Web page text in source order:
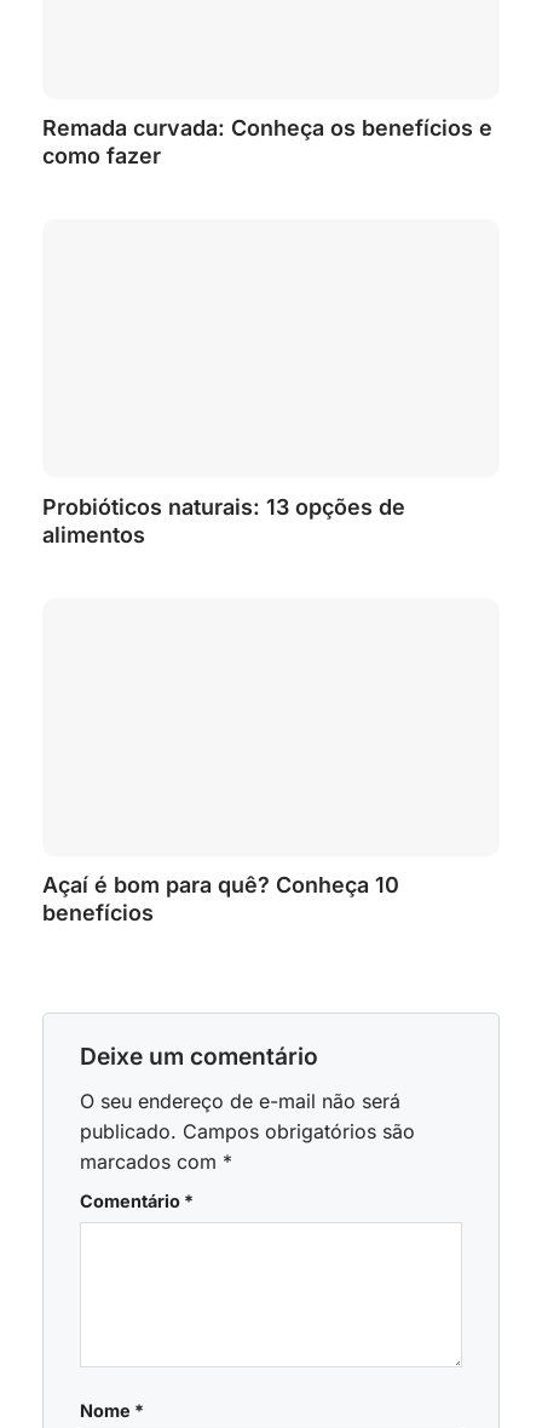
Remada curvada: Conheça os benefícios e
como fazer
Probióticos naturais: 13 opções de
alimentos
Açaí é bom para quê? Conheça 10
benefícios
Deixe um comentário
O seu endereço de e-mail não será
publicado. Campos obrigatórios são
marcados com *
Comentário *
Nome *